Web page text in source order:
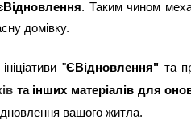
. Таким чином
домівку.
"ЄВідновлення" та
та інших матеріалів для
вашого житла.